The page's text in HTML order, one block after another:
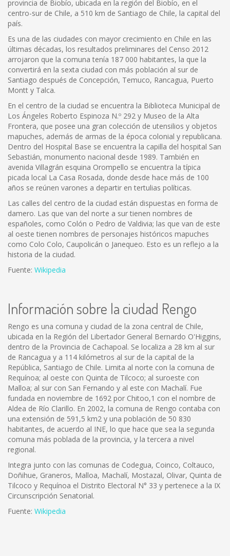
provincia de Biobío, ubicada en la región del Biobío, en el
centro-sur de Chile, a 510 km de Santiago de Chile, la capital del
país.
Es una de las ciudades con mayor crecimiento en Chile en las
últimas décadas, los resultados preliminares del Censo 2012
arrojaron que la comuna tenía 187 000 habitantes, la que la
convertirá en la sexta ciudad con más población al sur de
Santiago después de Concepción, Temuco, Rancagua, Puerto
Montt y Talca.
En el centro de la ciudad se encuentra la Biblioteca Municipal de
Los Ángeles Roberto Espinoza N.º 292 y Museo de la Alta
Frontera, que posee una gran colección de utensilios y objetos
mapuches, además de armas de la época colonial y republicana.
Dentro del Hospital Base se encuentra la capilla del hospital San
Sebastián, monumento nacional desde 1989. También en
avenida Villagrán esquina Orompello se encuentra la típica
picada local La Casa Rosada, donde desde hace más de 100
años se reúnen varones a departir en tertulias políticas.
Las calles del centro de la ciudad están dispuestas en forma de
damero. Las que van del norte a sur tienen nombres de
españoles, como Colón o Pedro de Valdivia; las que van de este
al oeste tienen nombres de personajes históricos mapuches
como Colo Colo, Caupolicán o Janequeo. Esto es un reflejo a la
historia de la ciudad.
Fuente: Wikipedia
Información sobre la ciudad Rengo
Rengo es una comuna y ciudad de la zona central de Chile,
ubicada en la Región del Libertador General Bernardo O'Higgins,
dentro de la Provincia de Cachapoal. Se localiza a 28 km al sur
de Rancagua y a 114 kilómetros al sur de la capital de la
República, Santiago de Chile. Limita al norte con la comuna de
Requínoa; al oeste con Quinta de Tilcoco; al suroeste con
Malloa; al sur con San Fernando y al este con Machalí. Fue
fundada en noviembre de 1692 por Chitoo,1 con el nombre de
Aldea de Río Clarillo. En 2002, la comuna de Rengo contaba con
una extensión de 591,5 km2 y una población de 50 830
habitantes, de acuerdo al INE, lo que hace que sea la segunda
comuna más poblada de la provincia, y la tercera a nivel
regional.
Integra junto con las comunas de Codegua, Coinco, Coltauco,
Doñihue, Graneros, Malloa, Machalí, Mostazal, Olivar, Quinta de
Tilcoco y Requínoa el Distrito Electoral N° 33 y pertenece a la IX
Circunscripción Senatorial.
Fuente: Wikipedia